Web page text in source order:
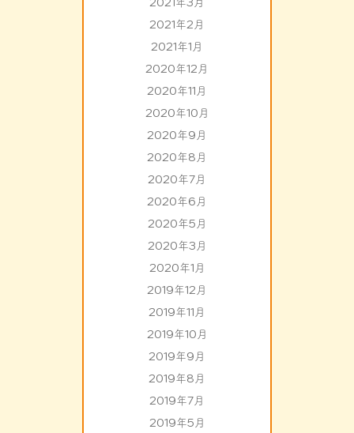
2021年2月
2021年1月
2020年12月
2020年11月
2020年10月
2020年9月
2020年8月
2020年7月
2020年6月
2020年5月
2020年3月
2020年1月
2019年12月
2019年11月
2019年10月
2019年9月
2019年8月
2019年7月
2019年5月